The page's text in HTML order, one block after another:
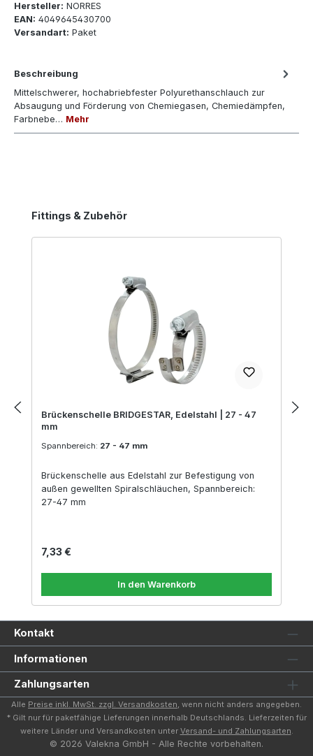
Hersteller: NORRES
EAN: 4049645430700
Versandart: Paket
Beschreibung
Mittelschwerer, hochabriebfester Polyurethanschlauch zur
Absaugung und Förderung von Chemiegasen, Chemiedämpfen,
Farbnebe… Mehr
Produktgalerie überspringen
Fittings & Zubehör
Brückenschelle BRIDGESTAR, Edelstahl | 27 - 47
mm
Spannbereich: 27 - 47 mm
Brückenschelle aus Edelstahl zur Befestigung von
außen gewellten Spiralschläuchen, Spannbereich:
27-47 mm
Regulärer Preis:
7,33 €
In den Warenkorb
Kontakt
Informationen
Zahlungsarten
Alle Preise inkl. MwSt. zzgl. Versandkosten, wenn nicht anders angegeben.
* Gilt nur für paketfähige Lieferungen innerhalb Deutschlands. Lieferzeiten für
weitere Länder und Versandkosten unter Versand- und Zahlungsarten.
© 2026 Valekna GmbH - Alle Rechte vorbehalten.